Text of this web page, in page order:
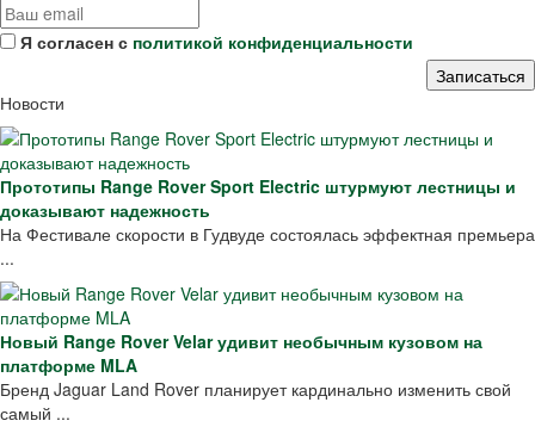
Я согласен с политикой конфиденциальности
Новости
Прототипы Range Rover Sport Electric штурмуют лестницы и
доказывают надежность
На Фестивале скорости в Гудвуде состоялась эффектная премьера
...
Новый Range Rover Velar удивит необычным кузовом на
платформе MLA
Бренд Jaguar Land Rover планирует кардинально изменить свой
самый ...